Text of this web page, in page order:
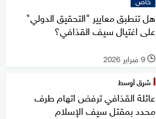
هل تنطبق معايير "التحقيق الدولي"
على اغتيال سيف القذافي؟
l 9 فبراير 2026
شرق أوسط
عائلة القذافي ترفض اتهام طرف
محدد بمقتل سيف الإسلام